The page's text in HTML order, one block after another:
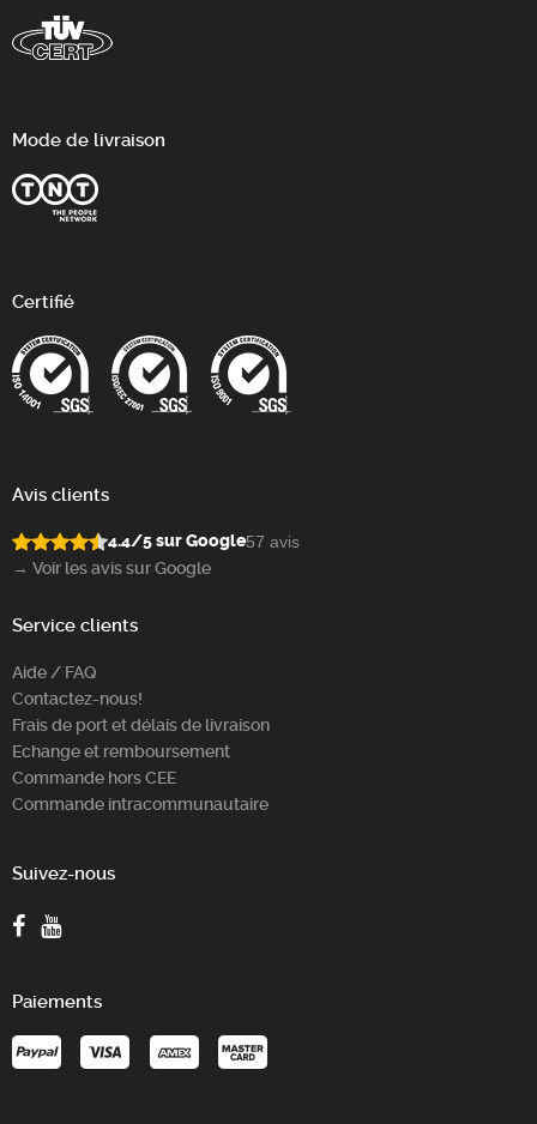
Mode de livraison
Certifié
Avis clients
4.4/5 sur Google57 avis
→ Voir les avis sur Google
Service clients
Aide / FAQ
Contactez-nous!
Frais de port et délais de livraison
Echange et remboursement
Commande hors CEE
Commande intracommunautaire
Suivez-nous
Paiements